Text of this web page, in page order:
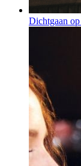
Dichtgaan